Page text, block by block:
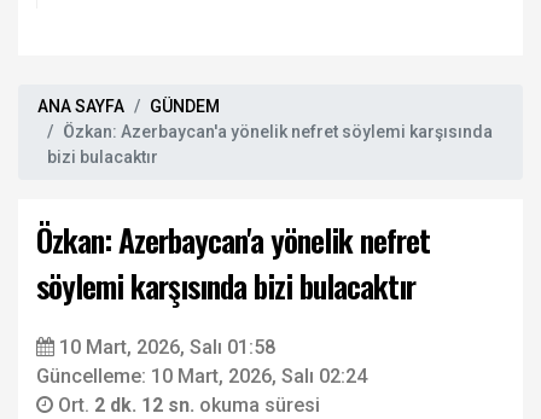
ANA SAYFA
GÜNDEM
Özkan: Azerbaycan'a yönelik nefret söylemi karşısında
bizi bulacaktır
Özkan: Azerbaycan'a yönelik nefret
söylemi karşısında bizi bulacaktır
10 Mart, 2026, Salı 01:58
Güncelleme: 10 Mart, 2026, Salı 02:24
Ort. 2 dk. 12 sn. okuma süresi